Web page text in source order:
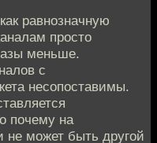
равнозначную
просто
меньше.
с
несопоставимы.
почему на
не может быть другой